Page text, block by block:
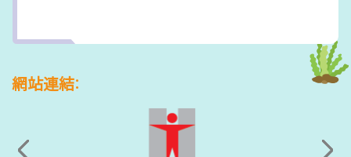
網站連結: